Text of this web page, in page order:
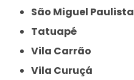
São Miguel Paulista
Tatuapé
Vila Carrão
Vila Curuçá